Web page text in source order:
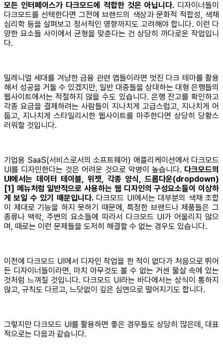
모든 인터페이스가 다크모드에 적합한 것은 아닙니다. 디자이너들이
다크모드를 선택한다면 그전에 브랜드의 색상과 문화적 적합성, 색채
심리학 등을 살펴보고 정서적인 영향까지도 고려해야 합니다. 이런 다
양한 요소들 사이에서 균형을 맞춘다는 건 상당히 까다로운 작업입니
다.
밀레니얼 세대를 겨냥한 금융 관련 앱들이라면 멋진 다크 테마를 활용
해서 성공을 거둘 수 있겠지만, 일반 대중들을 상대하는 대형 은행들의
웹사이트에서는 적절하지 않을 수도 있습니다. 은행 잔고를 확인하고
각종 요금을 결제하려는 사람들이 지나치게 고급스럽고, 지나치게 어
둡고, 지나치게 스타일리시한 웹사이트를 마주한다면 상당히 당황스
러워할 것입니다.
기업용 SaaS(서비스로서의 소프트웨어) 애플리케이션에서 다크모드
UI를 디자인한다는 것은 어려운 것으로 악명이 높습니다. 다크모드의
UI에서는 데이터 테이블, 위젯, 각종 양식, 드롭다운(dropdown)
[1] 메뉴처럼 일반적으로 사용하는 웹 디자인의 구성요소들이 이상하
게 보일 수 있기 때문입니다.다크모드 UI에서는 대부분의 색채 조합
이 제대로 기능을 하지 못하기 때문에, 특정한 브랜드나 제품들은 그
종류나 맥락, 주변의 요소들에 따라서 다크모드 UI가 어울리지 않으
며, 때로는 이런 문제들을 도저히 해결할 수 없는 경우도 있습니다.
이전에 다크모드 UI에서 디자인 작업을 한 적이 없다가 처음으로 뛰어
든 디자이너들이라면, 마치 아무것도 볼 수 없는 거센 물살 속에 있는
것처럼 느껴질 것입니다. 다크모드 UI라는 바다에서는 상식이 통하지
않고, 규칙도 다르고, 느닷없이 깊은 심연으로 떨어지기도 합니다.
그렇지만 다크모드 UI를 활용하면 좋은 경우들도 상당히 많은데, 대표
적으로는 다음과 같습니다.